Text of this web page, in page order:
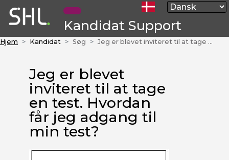
Kandidat Support
Hjem Kandidat Søg Jeg er blevet inviteret til at tage en test. Hvordan får jeg adgang til min test?
Jeg er blevet
inviteret til at tage
en test. Hvordan
får jeg adgang til
min test?